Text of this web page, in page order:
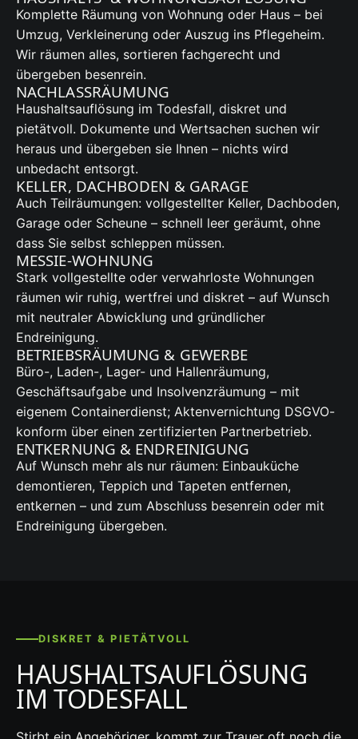
Komplette Räumung von Wohnung oder Haus – bei
Umzug, Verkleinerung oder Auszug ins Pflegeheim.
Wir räumen alles, sortieren fachgerecht und
übergeben besenrein.
NACHLASSRÄUMUNG
Haushaltsauflösung im Todesfall, diskret und
pietätvoll. Dokumente und Wertsachen suchen wir
heraus und übergeben sie Ihnen – nichts wird
unbedacht entsorgt.
KELLER, DACHBODEN & GARAGE
Auch Teilräumungen: vollgestellter Keller, Dachboden,
Garage oder Scheune – schnell leer geräumt, ohne
dass Sie selbst schleppen müssen.
MESSIE-WOHNUNG
Stark vollgestellte oder verwahrloste Wohnungen
räumen wir ruhig, wertfrei und diskret – auf Wunsch
mit neutraler Abwicklung und gründlicher
Endreinigung.
BETRIEBSRÄUMUNG & GEWERBE
Büro-, Laden-, Lager- und Hallenräumung,
Geschäftsaufgabe und Insolvenzräumung – mit
eigenem Containerdienst; Aktenvernichtung DSGVO-
konform über einen zertifizierten Partnerbetrieb.
ENTKERNUNG & ENDREINIGUNG
Auf Wunsch mehr als nur räumen: Einbauküche
demontieren, Teppich und Tapeten entfernen,
entkernen – und zum Abschluss besenrein oder mit
Endreinigung übergeben.
DISKRET & PIETÄTVOLL
HAUSHALTSAUFLÖSUNG
IM TODESFALL